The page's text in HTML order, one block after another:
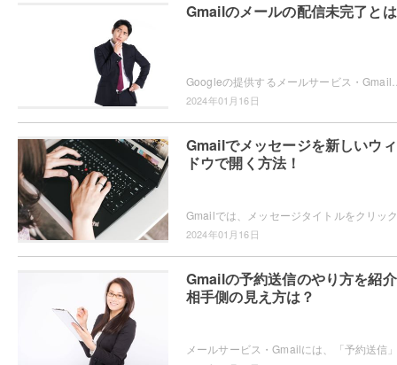
Gmailのメールの配信未完了と
2024年01月16日
Gmailでメッセージを新しいウ
ドウで開く方法！
2024年01月16日
Gmailの予約送信のやり方を紹
相手側の見え方は？